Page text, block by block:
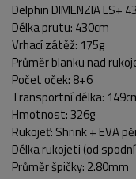
Delphin DIMENZIA LS+
Délka prutu: 430cm
Vrhací zátěž: 175g
Průměr blanku nad
Počet oček: 8+6
Transportní délka:
Hmotnost: 326g
Rukojeť: Shrink + EVA
Délka rukojeti (od
Průměr špičky: 2.80mm